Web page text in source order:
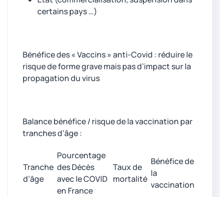
certains pays …)
Bénéfice des « Vaccins » anti-Covid : réduire le
risque de forme grave mais pas d’impact sur la
propagation du virus
Balance bénéfice / risque de la vaccination par
tranches d’âge :
Tranche
d’âge
Pourcentage
des Décès
avec le COVID
en France
Taux de
mortalité
Bénéfice de
la
vaccination